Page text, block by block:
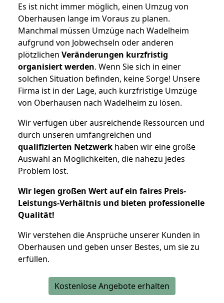
Es ist nicht immer möglich, einen Umzug von
Oberhausen lange im Voraus zu planen.
Manchmal müssen Umzüge nach Wadelheim
aufgrund von Jobwechseln oder anderen
plötzlichen Veränderungen kurzfristig
organisiert werden. Wenn Sie sich in einer
solchen Situation befinden, keine Sorge! Unsere
Firma ist in der Lage, auch kurzfristige Umzüge
von Oberhausen nach Wadelheim zu lösen.
Wir verfügen über ausreichende Ressourcen und
durch unseren umfangreichen und
qualifizierten Netzwerk haben wir eine große
Auswahl an Möglichkeiten, die nahezu jedes
Problem löst.
Wir legen großen Wert auf ein faires Preis-
Leistungs-Verhältnis und bieten professionelle
Qualität!
Wir verstehen die Ansprüche unserer Kunden in
Oberhausen und geben unser Bestes, um sie zu
erfüllen.
Kostenlose Angebote erhalten